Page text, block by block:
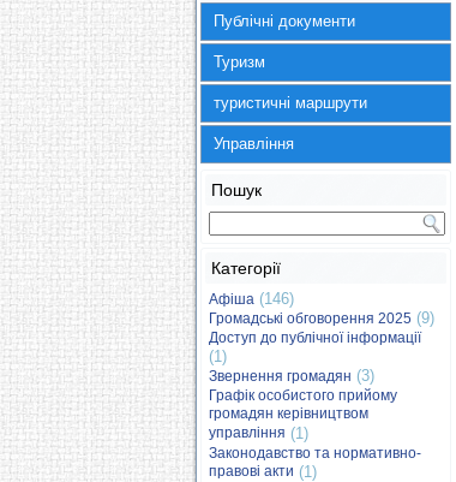
Публічні документи
Туризм
туристичні маршрути
Управління
Пошук
Категорії
Афіша (146)
Громадські обговорення 2025 (9)
Доступ до публічної інформації
(1)
Звернення громадян (3)
Графік особистого прийому
громадян керівництвом
управління (1)
Законодавство та нормативно-
правові акти (1)